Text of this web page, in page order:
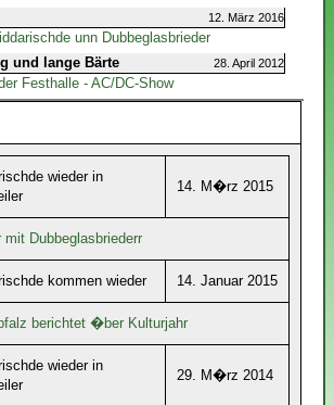
12. März 2016
unn Dubbeglasbrieder
und lange Bärte
28. April 2012
Festhalle - AC/DC-Show
wieder in
14. M�rz 2015
mit Dubbeglasbriederr
kommen wieder 14. Januar 2015
berichtet �ber Kulturjahr
wieder in
29. M�rz 2014